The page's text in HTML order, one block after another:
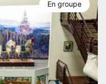
En groupe